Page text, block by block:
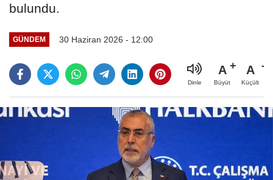
bulundu.
GÜNDEM 30 Haziran 2026 - 12:00
Dinle
A
Büyüt
A
Küçült